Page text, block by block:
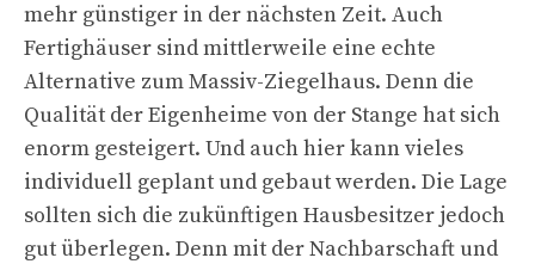
mehr günstiger in der nächsten Zeit. Auch
Fertighäuser sind mittlerweile eine echte
Alternative zum Massiv-Ziegelhaus. Denn die
Qualität der Eigenheime von der Stange hat sich
enorm gesteigert. Und auch hier kann vieles
individuell geplant und gebaut werden. Die Lage
sollten sich die zukünftigen Hausbesitzer jedoch
gut überlegen. Denn mit der Nachbarschaft und